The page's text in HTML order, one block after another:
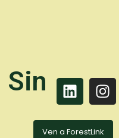
Ven a ForestLink
Sin